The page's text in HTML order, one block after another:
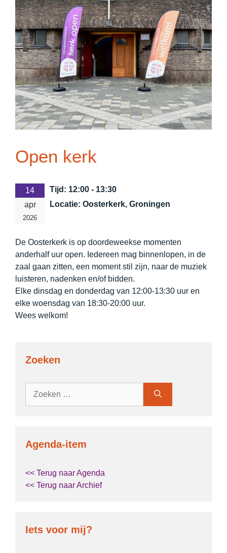
Open kerk
14
apr
2026
Tijd: 12:00 - 13:30
Locatie: Oosterkerk, Groningen
De Oosterkerk is op doordeweekse momenten
anderhalf uur open. Iedereen mag binnenlopen, in de
zaal gaan zitten, een moment stil zijn, naar de muziek
luisteren, nadenken en/of bidden.
Elke dinsdag en donderdag van 12:00-13:30 uur en
elke woensdag van 18:30-20:00 uur.
Wees welkom!
Zoeken
Agenda-item
<< Terug naar Agenda
<< Terug naar Archief
Iets voor mij?